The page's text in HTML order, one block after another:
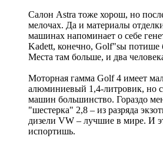
Салон Astra тоже хорош, но
мелочах. Да и материалы
машинах напоминает о себе
Kadett, конечно, Golf"sы потише
Места там больше, и два
Моторная гамма Golf 4 имеет
алюминиевый 1,4-литровик, но
машин большинство. Гораздо
"шестерка" 2,8 – из разряда
дизели VW – лучшие в мире. И
испортишь.